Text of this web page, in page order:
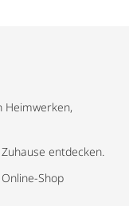
Heimwerken,
entdecken.
Shop